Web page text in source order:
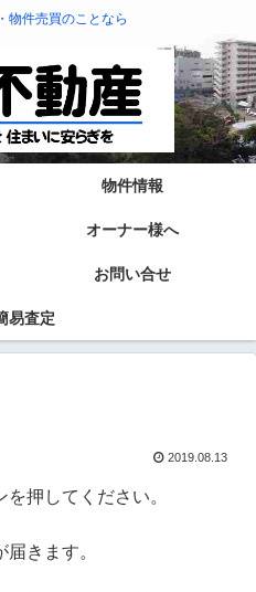
物件売買のことなら
物件情報
オーナー様へ
お問い合せ
易査定
2019.08.13
押してください。
きます。